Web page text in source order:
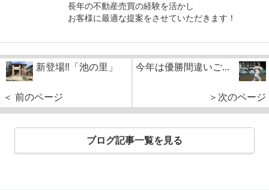
長年の不動産売買の経験を活かし
お客様に最適な提案をさせていただきます！
新登場‼「池の里」
＜ 前のページ
今年は優勝間違いご...
＞次のページ
ブログ記事一覧を見る